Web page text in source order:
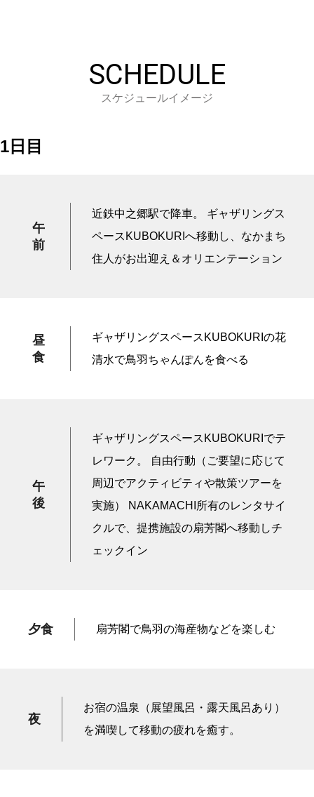
SCHEDULE
スケジュールイメージ
1日目
午
前
近鉄中之郷駅で降車。 ギャザリングス
ペースKUBOKURIへ移動し、なかまち
住人がお出迎え＆オリエンテーション
昼
食
ギャザリングスペースKUBOKURIの花
清水で鳥羽ちゃんぽんを食べる
午
後
ギャザリングスペースKUBOKURIでテ
レワーク。 自由行動（ご要望に応じて
周辺でアクティビティや散策ツアーを
実施） NAKAMACHI所有のレンタサイ
クルで、提携施設の扇芳閣へ移動しチ
ェックイン
夕食 扇芳閣で鳥羽の海産物などを楽しむ
夜
お宿の温泉（展望風呂・露天風呂あり）
を満喫して移動の疲れを癒す。